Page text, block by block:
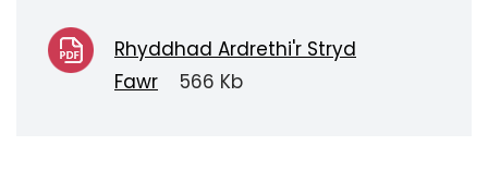
Rhyddhad Ardrethi'r Stryd
Fawr
566 Kb